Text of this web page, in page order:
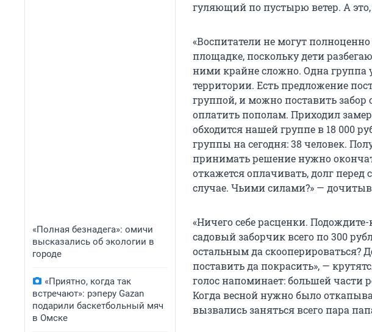
«Полная безнадега»: омичи
высказались об экологии в
городе
«Приятно, когда так
встречают»: рэперу Gazan
подарили баскетбольный мяч
в Омске
гуляющий по пустырю ветер. А
«Воспитатели не могут
площадке, поскольку дети
ними крайне сложно. Одна группа
территории. Есть предложение
группой, и можно поставить забор
оплатить пополам. Приходил
обходится нашей группе в 18 000
группы на сегодня: 38 человек.
принимать решение нужно
откажется оплачивать, долг
случае. Чьими силами?» —
«Ничего себе расценки. Подождите-
садовый заборчик всего по 300
остальным да скооперироваться?
поставить да покрасить», —
голос напоминает: большей части
Когда весной нужно было
вызвались заняться всего пара